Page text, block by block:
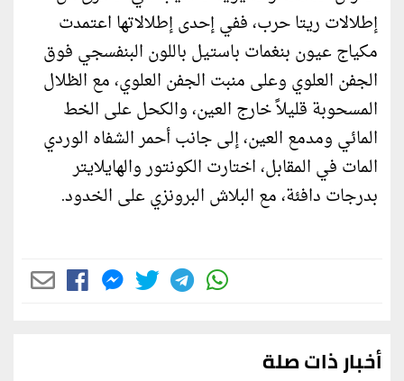
إطلالات ريتا حرب، ففي إحدى إطلالاتها اعتمدت
مكياج عيون بنغمات باستيل باللون البنفسجي فوق
الجفن العلوي وعلى منبت الجفن العلوي، مع الظلال
المسحوبة قليلاً خارج العين، والكحل على الخط
المائي ومدمع العين، إلى جانب أحمر الشفاه الوردي
المات في المقابل، اختارت الكونتور والهايلايتر
بدرجات دافئة، مع البلاش البرونزي على الخدود.
أخبار ذات صلة